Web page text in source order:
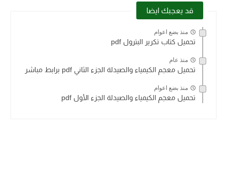
قد يعجبك ايضا
منذ بضع اعوام
تحميل كتاب تكرير البترول pdf
منذ عام
تحميل معجم الكيمياء والصيدلة الجزء الثاني pdf برابط مباشر
منذ بضع اعوام
تحميل معجم الكيمياء والصيدلة الجزء الأول pdf